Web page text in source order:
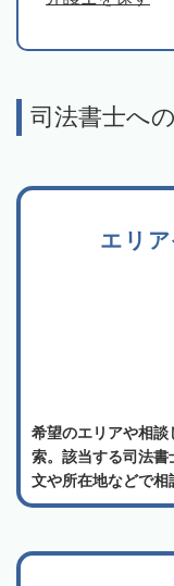
司法書士へ
エリ
希望のエリアや相
索。該当する司法
文や所在地などで相